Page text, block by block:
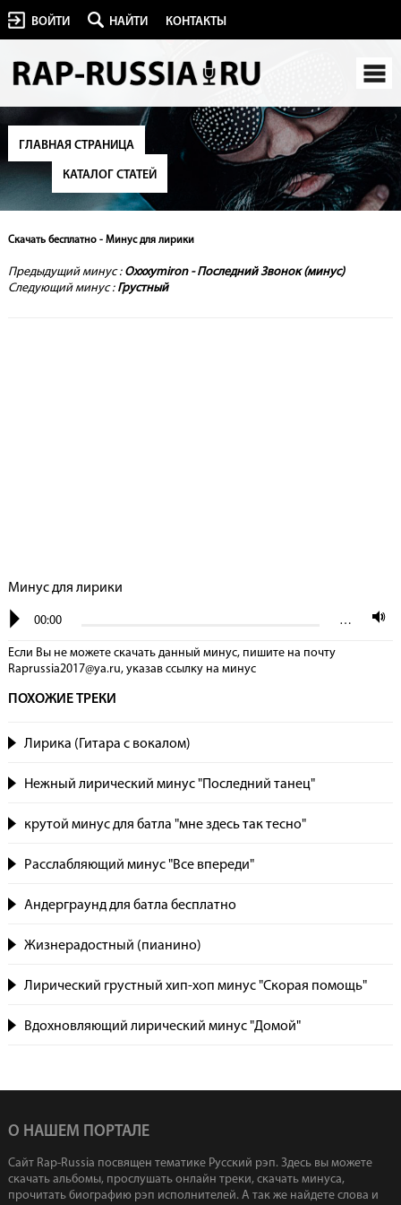
ВОЙТИ НАЙТИ КОНТАКТЫ
ГЛАВНАЯ СТРАНИЦА
КАТАЛОГ СТАТЕЙ
Скачать бесплатно - Минус для лирики
Предыдущий минус : Oxxxymiron - Последний Звонок (минус)
Следующий минус : Грустный
Минус для лирики
00:00 …
Если Вы не можете скачать данный минус, пишите на почту
Raprussia2017@ya.ru, указав сcылку на минус
ПОХОЖИЕ ТРЕКИ
Лирика (Гитара с вокалом)
Нежный лирический минус "Последний танец"
крутой минус для батла "мне здесь так тесно"
Расслабляющий минус "Все впереди"
Андерграунд для батла бесплатно
Жизнерадостный (пианино)
Лирический грустный хип-хоп минус "Скорая помощь"
Вдохновляющий лирический минус "Домой"
О НАШЕМ ПОРТАЛЕ
Сайт Rap-Russia посвящен тематике Русский рэп. Здесь вы можете
скачать альбомы, прослушать онлайн треки, скачать минуса,
прочитать биографию рэп исполнителей. А так же найдете слова и